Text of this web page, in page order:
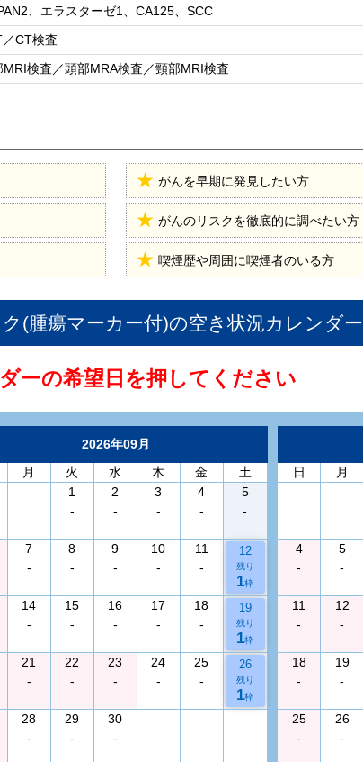
、エラスターゼ1、CA125、SCC
／CT検査
MRI検査／頭部MRA検査／頸部MRI検査
がんを早期に発見したい方
がんのリスクを徹底的に調べたい方
喫煙歴や周囲に喫煙者のいる方
(腫瘍マーカー付)の空き状況カレンダー
ーの希望日を押してください
2026年09月
月 火 水 木 金
土
1
-
2
-
3
-
4
-
5
-
7
-
8
-
9
-
10
-
11
-
12
残り
1枠
14
-
15
-
16
-
17
-
18
-
19
残り
1枠
21
-
22
-
23
-
24
-
25
-
26
残り
1枠
28
-
29
-
30
-
日
月
4
-
5
-
11
-
12
-
18
-
19
-
25
-
26
-